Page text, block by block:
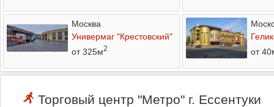
Москва
Универмаг "Крестовский"
от 325м2
от
Торговый центр "Метро" г. Ессентуки